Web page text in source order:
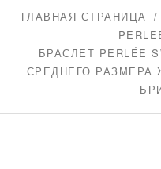
ГЛАВНАЯ СТРАНИЦА
БРАСЛЕТ PERLÉE
СРЕДНЕГО РАЗМЕРА